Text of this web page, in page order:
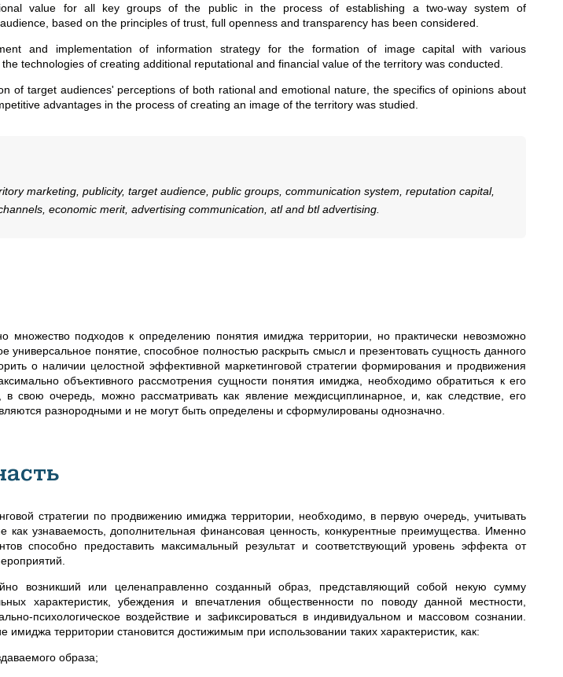
value for all key groups of the public in the process of establishing a two-way system of
based on the principles of trust, full openness and transparency has been considered.
and implementation of information strategy for the formation of image capital with various
technologies of creating additional reputational and financial value of the territory was conducted.
of target audiences' perceptions of both rational and emotional nature, the specifics of opinions about
advantages in the process of creating an image of the territory was studied.
marketing, publicity, target audience, public groups, communication system, reputation capital,
economic merit, advertising communication, atl and btl advertising.
подходов к определению понятия имиджа территории, но практически невозможно
универсальное понятие, способное полностью раскрыть смысл и презентовать сущность данного
о наличии целостной эффективной маркетинговой стратегии формирования и продвижения
объективного рассмотрения сущности понятия имиджа, необходимо обратиться к его
в свою очередь, можно рассматривать как явление междисциплинарное, и, как следствие, его
разнородными и не могут быть определены и сформулированы однозначно.
стратегии по продвижению имиджа территории, необходимо, в первую очередь, учитывать
как узнаваемость, дополнительная финансовая ценность, конкурентные преимущества. Именно
способно предоставить максимальный результат и соответствующий уровень эффекта от
возникший или целенаправленно созданный образ, представляющий собой некую сумму
характеристик, убеждения и впечатления общественности по поводу данной местности,
психологическое воздействие и зафиксироваться в индивидуальном и массовом сознании.
территории становится достижимым при использовании таких характеристик, как:
образа;